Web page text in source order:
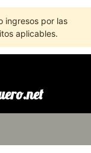
ingresos por las
aplicables.